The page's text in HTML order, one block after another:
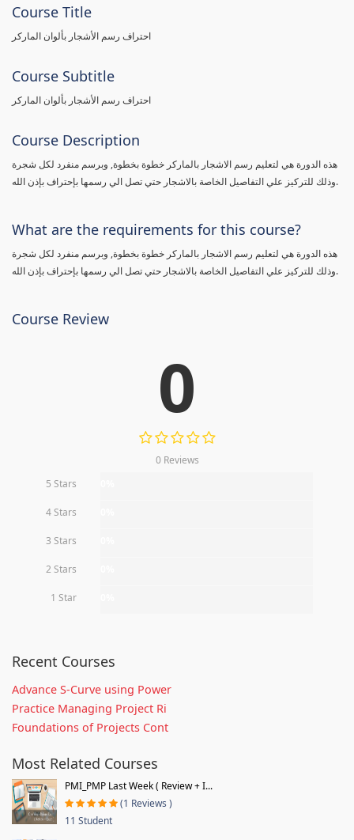
Course Title
احتراف رسم الأشجار بألوان الماركر
Course Subtitle
احتراف رسم الأشجار بألوان الماركر
Course Description
هذه الدورة هي لتعليم رسم الاشجار بالماركر خطوة بخطوة, وبرسم منفرد لكل شجرة
وذلك للتركيز علي التفاصيل الخاصة بالاشجار حتي تصل الي رسمها بإحتراف بإذن الله.
What are the requirements for this course?
هذه الدورة هي لتعليم رسم الاشجار بالماركر خطوة بخطوة, وبرسم منفرد لكل شجرة
وذلك للتركيز علي التفاصيل الخاصة بالاشجار حتي تصل الي رسمها بإحتراف بإذن الله.
Course Review
0
0 Reviews
5 Stars
4 Stars
3 Stars
2 Stars
1 Star
Recent Courses
Advance S-Curve using Power
Practice Managing Project Ri
Foundations of Projects Cont
Most Related Courses
PMI_PMP Last Week ( Review + I...
(1 Reviews )
11 Student